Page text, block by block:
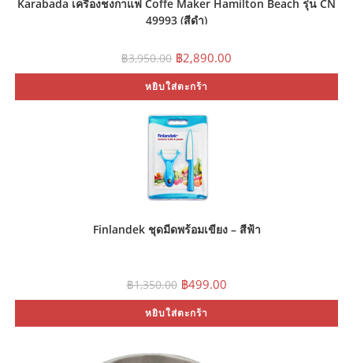
Karabada เครื่องชงกาแฟ Coffe Maker Hamilton Beach รุ่น CN
49993 (สีดำ)
฿3,950.00 Original
price
was:
฿3,950.00.
฿2,890.00
is:
หยิบใส่ตะกร้า
Finlandek ชุดมีดพร้อมเขียง – สีฟ้า
฿1,350.00 Original
price
was:
฿1,350.00.
฿499.00Current
price
is:
หยิบใส่ตะกร้า